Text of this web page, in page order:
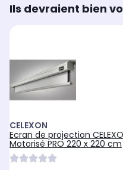
Ils devraient bien
CELEXON
Ecran de projection
Motorisé PRO 220 x 220 cm